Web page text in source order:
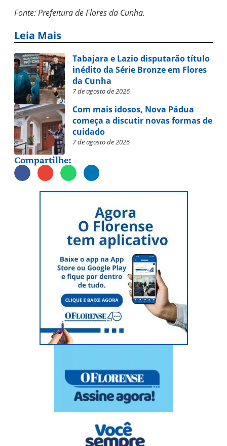
Fonte: Prefeitura de Flores da Cunha.
Leia Mais
Tabajara e Lazio disputarão título
inédito da Série Bronze em Flores
da Cunha
7 de agosto de 2026
Com mais idosos, Nova Pádua
começa a discutir novas formas de
cuidado
7 de agosto de 2026
Compartilhe: